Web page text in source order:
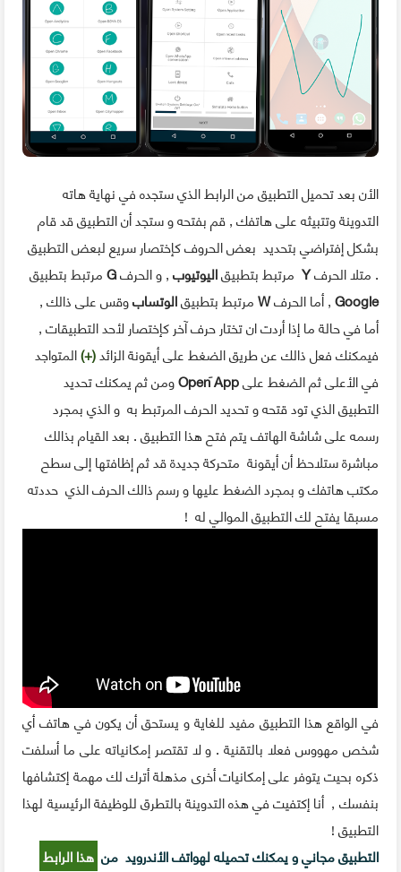
الأن بعد تحميل التطبيق من الرابط الذي ستجده في نهاية هاته
التدوينة وتتبيثه على هاتفك , قم بفتحه و ستجد أن التطبيق قد قام
بشكل إفتراضي بتحديد بعض الحروف كإختصار سريع لبعض التطبيق
. متلا الحرفY مرتبط بتطبيقاليوتيوب, و الحرفGمرتبط بتطبيق
Google, أما الحرفWمرتبط بتطبيقالوتسابوقس على ذالك ,
أما في حالة ما إذا أردت ان تختار حرف آخر كإختصار لأحد التطبيقات ,
فيمكنك فعل ذالك عن طريق الضغط على أيقونة الزائد(+)المتواجد
في الأعلى ثم الضغط علىOpen َAppومن ثم يمكنك تحديد
التطبيق الذي تود قتحه و تحديد الحرف المرتبط به و الذي بمجرد
رسمه على شاشة الهاتف يتم فتح هذا التطبيق . بعد القيام بذالك
مباشرة ستلاحظ أن أيقونة متحركة جديدة قد ثم إظافتها إلى سطح
مكتب هاتفك و بمجرد الضغط عليها و رسم ذالك الحرف الذي حددته
مسبقا يفتح لك التطبيق الموالي له !
في الواقع هذا التطبيق مفيد للغاية و يستحق أن يكون في هاتف أي
شخص مهووس فعلا بالتقنية . و لا تقتصر إمكانياته على ما أسلفت
ذكره بحيت يتوفر على إمكانيات أخرى مذهلة أترك لك مهمة إكتشافها
بنفسك , أنا إكتفيت في هذه التدوينة بالتطرق للوظيفة الرئيسية لهذا
التطبيق !
التطبيق مجاني و يمكنك تحميله لهواتف الأندرويد من هذا الرابط